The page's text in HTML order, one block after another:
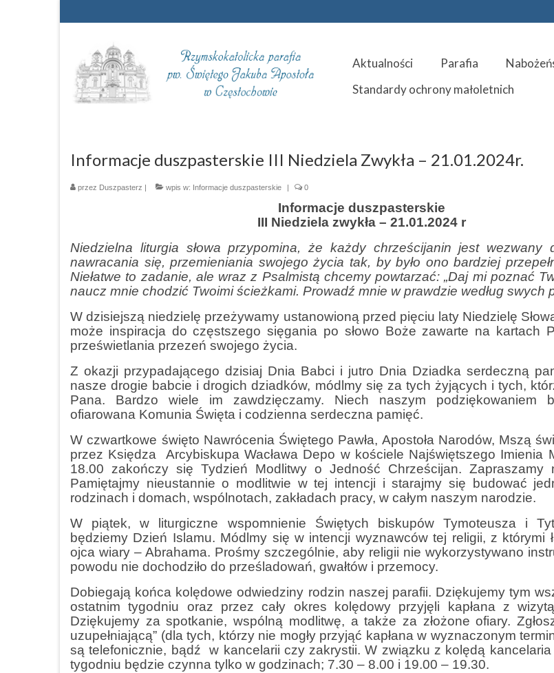
Aktualności Parafia
Standardy ochrony małoletnich
Informacje duszpasterskie III Niedziela Zwykła – 21.01.2024r.
przez Duszpasterz wpis w: Informacje duszpasterskie 0
Informacje duszpasterskie
III Niedziela zwykła – 21.01.2024 r
Niedzielna liturgia słowa przypomina, że każdy chrześcijanin jest wezwany
nawracania się, przemieniania swojego życia tak, by było ono bardziej
Niełatwe to zadanie, ale wraz z Psalmistą chcemy powtarzać: „Daj mi poznać
naucz mnie chodzić Twoimi ścieżkami. Prowadź mnie w prawdzie według swych
W dzisiejszą niedzielę przeżywamy ustanowioną przed pięciu laty Niedzielę
może inspiracja do częstszego sięgania po słowo Boże zawarte na kartach
prześwietlania przezeń swojego życia.
Z okazji przypadającego dzisiaj Dnia Babci i jutro Dnia Dziadka serdeczną
nasze drogie babcie i drogich dziadków, módlmy się za tych żyjących i tych,
Pana. Bardzo wiele im zawdzięczamy. Niech naszym podziękowaniem
ofiarowana Komunia Święta i codzienna serdeczna pamięć.
W czwartkowe święto Nawrócenia Świętego Pawła, Apostoła Narodów, Mszą
przez Księdza Arcybiskupa Wacława Depo w kościele Najświętszego Imienia
18.00 zakończy się Tydzień Modlitwy o Jedność Chrześcijan. Zapraszamy
Pamiętajmy nieustannie o modlitwie w tej intencji i starajmy się budować
rodzinach i domach, wspólnotach, zakładach pracy, w całym naszym narodzie.
W piątek, w liturgiczne wspomnienie Świętych biskupów Tymoteusza i
będziemy Dzień Islamu. Módlmy się w intencji wyznawców tej religii, z którymi
ojca wiary – Abrahama. Prośmy szczególnie, aby religii nie wykorzystywano
powodu nie dochodziło do prześladowań, gwałtów i przemocy.
Dobiegają końca kolędowe odwiedziny rodzin naszej parafii. Dziękujemy tym
ostatnim tygodniu oraz przez cały okres kolędowy przyjęli kapłana z
Dziękujemy za spotkanie, wspólną modlitwę, a także za złożone ofiary.
uzupełniającą” (dla tych, którzy nie mogły przyjąć kapłana w wyznaczonym
są telefonicznie, bądź w kancelarii czy zakrystii. W związku z kolędą kancelaria
tygodniu będzie czynna tylko w godzinach; 7.30 – 8.00 i 19.00 – 19.30.